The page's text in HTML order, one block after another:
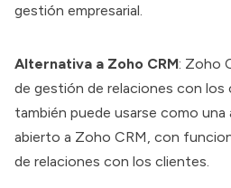
gestión empresarial.
Alternativa a Zoho CRM: Zoho
de gestión de relaciones con los
también puede usarse como
abierto a Zoho CRM, con
de relaciones con los clientes.